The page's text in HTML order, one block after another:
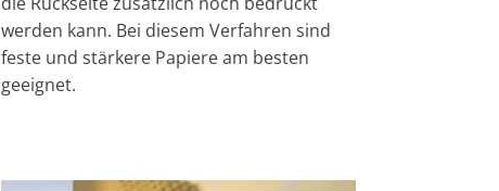
werden kann. Bei diesem Verfahren sind
feste und stärkere Papiere am besten
geeignet.